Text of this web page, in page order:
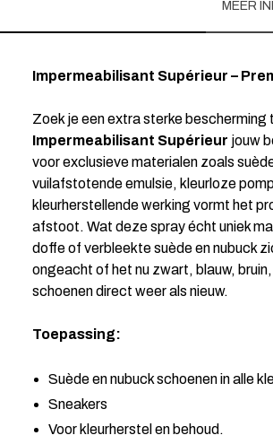
MEER
Impermeabilisant Supérieur –
Zoek je een extra sterke bescherming
Impermeabilisant Supérieur jouw
voor exclusieve materialen zoals
vuilafstotende emulsie, kleurloze
kleurherstellende werking vormt het
afstoot. Wat deze spray écht uniek
doffe of verbleekte suède en nubuck
ongeacht of het nu zwart, blauw,
schoenen direct weer als nieuw.
Toepassing:
Suède en nubuck schoenen in alle
Sneakers
Voor kleurherstel en behoud.